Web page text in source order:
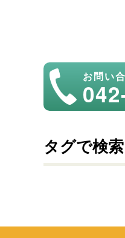
お問い
タグで検索